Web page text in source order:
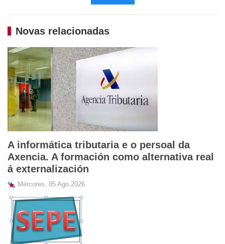
Novas relacionadas
A informática tributaria e o persoal da
Axencia. A formación como alternativa real
á externalización
Mércores, 05 Ago 2026